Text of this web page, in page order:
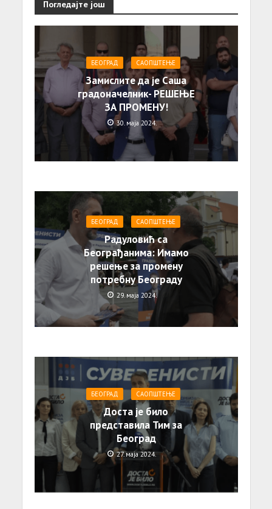
Погледајте још
БЕОГРАД САОПШТЕЊE
Замислите да је Саша
градоначелник- РЕШЕЊЕ
ЗА ПРОМЕНУ!
30. маја 2024.
БЕОГРАД САОПШТЕЊE
Радуловић са
Београђанима: Имамо
решење за промену
потребну Београду
29. маја 2024.
БЕОГРАД САОПШТЕЊE
Доста је било
представила Тим за
Београд
27. маја 2024.